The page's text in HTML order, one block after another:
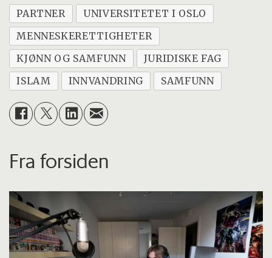
PARTNER
UNIVERSITETET I OSLO
MENNESKERETTIGHETER
KJØNN OG SAMFUNN
JURIDISKE FAG
ISLAM
INNVANDRING SAMFUNN
Fra forsiden